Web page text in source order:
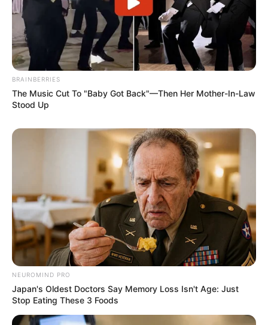
BRAINBERRIES
The Music Cut To "Baby Got Back"—Then Her Mother-In-Law
Stood Up
NEUROMIND PRO
Japan's Oldest Doctors Say Memory Loss Isn't Age: Just
Stop Eating These 3 Foods